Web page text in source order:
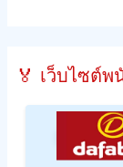
🏅 เว็บไซต์